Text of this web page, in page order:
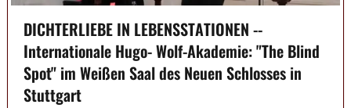
DICHTERLIEBE IN LEBENSSTATIONEN --
Internationale Hugo- Wolf-Akademie: "The Blind
Spot" im Weißen Saal des Neuen Schlosses in
Stuttgart